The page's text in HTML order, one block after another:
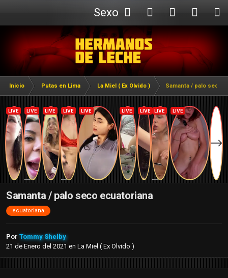
Sexo
Webcam
Inicio Putas en Lima La Miel ( Ex Olvido ) Samanta / palo seco
Samanta / palo seco ecuatoriana
ecuatoriana
Por Tommy Shelby
21 de Enero del 2021 en La Miel ( Ex Olvido )